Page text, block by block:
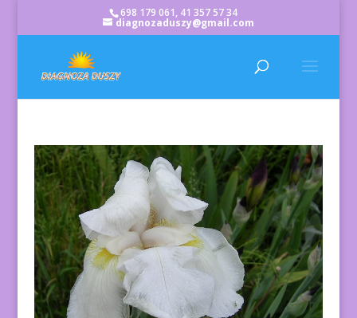
698 179 061, 41 357 57 34
diagnozaduszy@gmail.com